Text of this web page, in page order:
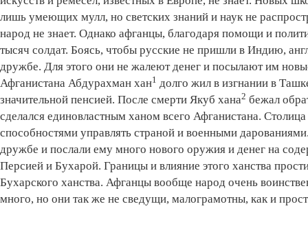
лишь умеющих мулл, но светских знаний и наук не
народ не знает. Однако афганцы, благодаря помощи и
тысяч солдат. Боясь, чтобы русские не пришли в Индию,
дружбе. Для этого они не жалеют денег и посылают им
Афганистана Абдурахман хан1 долго жил в изгнании в
значительной пенсией. После смерти Якуб хана2 бежал
сделался единовластным ханом всего Афганистана.
способностями управлять страной и военными
дружбе и послали ему много нового оружия и денег на
Персией и Бухарой. Границы и влияние этого ханства
Бухарского ханства. Афганцы вообще народ очень
много, но они так же не сведущи, малограмотны, как и